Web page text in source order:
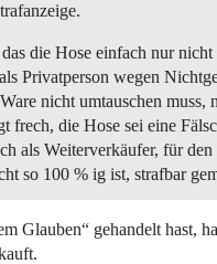
die Hose einfach nur nicht
Privatperson wegen
nicht umtauschen muss,
frech, die Hose sei eine
als Weiterverkäufer, für den
so 100 % ig ist, strafbar
Glauben“ gehandelt hast,